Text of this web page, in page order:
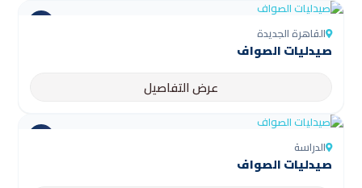
القاهرة الجديدة
صيدليات الصواف
عرض التفاصيل
الدراسة
صيدليات الصواف